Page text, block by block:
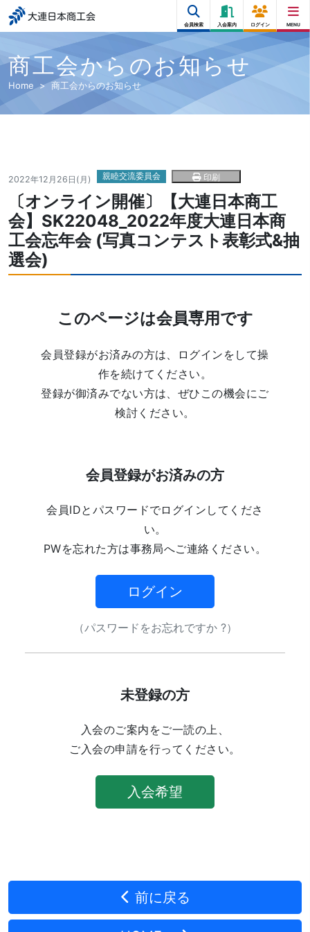
大連日本商工会
会員検索 入会案内 ログイン MENU
商工会からのお知らせ
Home 商工会からのお知らせ
2022年12月26日(月) 親睦交流委員会 印刷
〔オンライン開催〕【大連日本商工
会】SK22048_2022年度大連日本商
工会忘年会 (写真コンテスト表彰式&抽
選会)
このページは会員専用です
会員登録がお済みの方は、ログインをして操
作を続けてください。
登録が御済みでない方は、ぜひこの機会にご
検討ください。
会員登録がお済みの方
会員IDとパスワードでログインしてくださ
い。
PWを忘れた方は事務局へご連絡ください。
ログイン
（パスワードをお忘れですか ?）
未登録の方
入会のご案内をご一読の上、
ご入会の申請を行ってください。
入会希望
前に戻る